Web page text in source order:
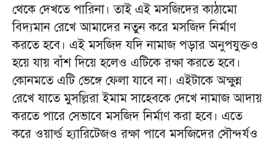
থেকে দেখতে পারিনা। তাই এই মসজিদের কাঠামো
বিদ্যমান রেখে আমাদের নতুন করে মসজিদ নির্মাণ
করতে হবে। এই মসজিদ যদি নামাজ পড়ার অনুপযুক্তও
হয়ে যায় বাঁশ দিয়ে হলেও এটিকে রক্ষা করতে হবে।
কোনমতে এটি ভেঙ্গে ফেলা যাবে না। এইটাকে অক্ষুন্ন
রেখে যাতে মুসল্লিরা ইমাম সাহেবকে দেখে নামাজ আদায়
করতে পারে সেভাবে মসজিদ নির্মাণ করা হবে। এতে
করে ওয়ার্ল্ড হ্যারিটেজও রক্ষা পাবে মসজিদের সৌন্দর্যও